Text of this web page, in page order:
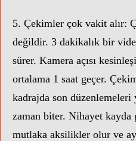
5. Çekimler çok vakit alır:
değildir. 3 dakikalık bir
sürer. Kamera açısı
ortalama 1 saat geçer.
kadrajda son
zaman biter. Nihayet
mutlaka aksilikler olur ve